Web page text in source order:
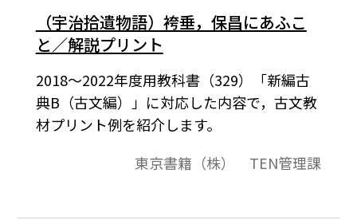
（宇治拾遺物語）袴垂，保昌にあふこ
と／解説プリント
2018～2022年度用教科書（329）「新編古
典B（古文編）」に対応した内容で，古文教
材プリント例を紹介します。
東京書籍（株） TEN管理課